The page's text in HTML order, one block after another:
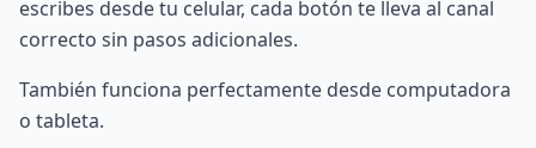
escribes desde tu celular, cada botón te lleva al canal
correcto sin pasos adicionales.
También funciona perfectamente desde computadora
o tableta.